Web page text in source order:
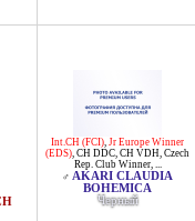
Int.CH (FCI), Jr Europe Winner
(EDS), CH DDC, CH VDH, Czech
Rep. Club Winner, ...
♂ AKARI CLAUDIA
BOHEMICA
Черный